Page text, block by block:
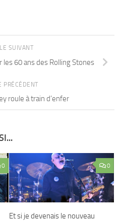
SUIVANT
60 ans des Rolling Stones
PRÉCÉDENT
roule à train d’enfer
0 0
Et si je devenais le nouveau